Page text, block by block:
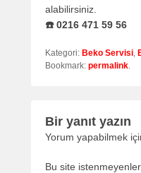
alabilirsiniz.
☎️ 0216 471 59 56
Kategori: Beko Servisi
Bookmark: permalink
Bir yanıt yazın
Yorum yapabilmek
Bu site